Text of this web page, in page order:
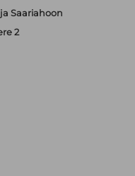
Saariahoon
2